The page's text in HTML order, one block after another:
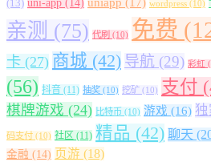
(13) uni-app (14) wordpress (10)
亲测 (75) 代刷 (10) 免费
卡 (27) 商城 (42) 导航 (29) 彩虹
(56) 抖音 (11) 抽奖 (10) 挖矿 (10) 支付
棋牌游戏 (24) 比特币 (10) 游戏 (16) 独
码支付 (10) 社区 (11) 精品 (42) 聊天
金融 (14) 页游 (18)